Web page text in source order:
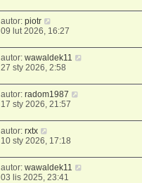
autor:piotr
09 lut 2026, 16:27
autor:wawaldek11
27 sty 2026, 2:58
autor:radom1987
17 sty 2026, 21:57
autor:rxtx
10 sty 2026, 17:18
autor:wawaldek11
03 lis 2025, 23:41